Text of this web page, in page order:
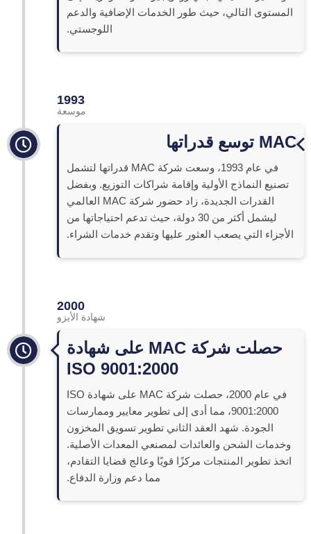
المستوى التالي، حيث طور الخدمات الإضافية والدعم
اللوجستي.
1993
موسعة
MAC توسع قدراتها
في عام 1993، وسعت شركة MAC قدراتها لتشمل
تصنيع النماذج الأولية وإقامة شراكات التوزيع. وبفضل
القدرات الجديدة، زاد حضور شركة MAC العالمي
ليشمل أكثر من 30 دولة، حيث تدعم احتياجاتها من
الأجزاء التي يصعب العثور عليها وتقدم خدمات الشراء.
2000
شهادة الأيزو
حصلت شركة MAC على شهادة
ISO 9001:2000
في عام 2000، حصلت شركة MAC على شهادة ISO
9001:2000، مما أدى إلى تطوير معايير وممارسات
الجودة. شهد العقد الثاني تطوير تسويق المخزون
وخدمات الشحن والعائدات لمصنعي المعدات الأصلية.
اتخذ تطوير المنتجات مركزًا قويًا وعالج قضايا التقادم،
مما دعم وزارة الدفاع.